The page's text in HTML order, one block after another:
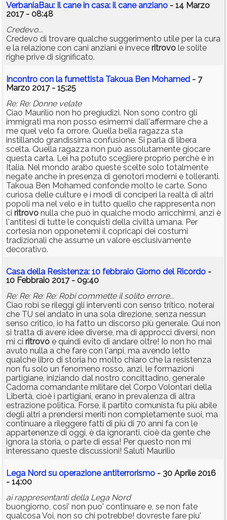
VerbaniaBau: Il cane in casa: il cane anziano - 14 Marzo
2017 - 08:48
Credevo...
Credevo di trovare qualche suggerimento utile per la cura
e la relazione con cani anziani e invece ritrovo le solite
righe prive di significato.
Incontro con la fumettista Takoua Ben Mohamed - 7
Marzo 2017 - 15:25
Re: Re: Donne velate
Ciao Maurilio non ho pregiudizi. Non sono contro gli
immigrati ma non posso esimermi dall'affermare che a
me quel velo fa orrore. Quella bella ragazza sta
instillando grandissima confusione. Si parla di libera
scelta. Quella ragazza non può assolutamente giocare
questa carta. Lei ha potuto scegliere proprio perchè è in
Italia. Nel mondo arabo queste scelte solo totalmente
negate anche in presenza di genotori moderni e tolleranti.
Takoua Ben Mohamed confonde molto le carte. Sono
curiosa delle culture e i modi di conciperi la realtà di altri
popoli ma nel velo e in tutto quello che rappresenta non
ci ritrovo nulla che può in qualche modo arricchirmi, anzi è
l'antitesi di tutte le conquisti della civiltà umana. Per
cortesia non opponetemi il copricapi dei costumi
tradizionali che assume un valore esclusivamente
decorativo.
Casa della Resistenza: 10 febbraio Giorno del Ricordo -
10 Febbraio 2017 - 09:40
Re: Re: Re: Re: Robi commette il solito errore...
Ciao robi se rileggi gli interventi con senso tritico, noterai
che TU sei andato in una sola direzione, senza nessun
senso critico, io ha fatto un discorso più generale. Qui non
si tratta di avere idee diverse, ma di approcci diversi, non
mi ci ritrovo e quindi evito di andare oltre! Io non ho mai
avuto nulla a che fare con l'anpi, ma avendo letto
qualche libro di storia ho molto chiaro che la resistenza
non fu solo un fenomeno rosso, anzi, le formazioni
partigiane, iniziando dal nostro concittadino, generale
Cadorna comandante militare del Corpo Volontari della
Libertà, cioè i partigiani, erano in prevalenza di altra
estrazione politica. Forse, il partito comunista fu più abile
degli altri a prendersi meriti non completamente suoi, ma
continuare a rileggere fatti di più di 70 anni fa con le
appartenenze di oggi, è da ignoranti, cioè da gente che
ignora la storia, o parte di essa! Per questo non mi
interessano queste discussioni! Saluti Maurilio
Lega Nord su operazione antiterrorismo - 30 Aprile 2016
- 14:00
ai rappresentanti della Lega Nord
buongiorno, cosi' non puo' continuare e, se non fate
qualcosa Voi, non so chi potrebbe! dovreste fare piu'